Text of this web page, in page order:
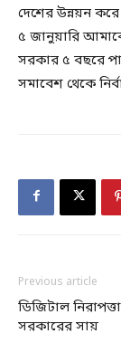
দেশের উন্নয়ন
৫ জানুয়ারি
সরকার ৫ বছরে
সমাবেশ থেকে
Previous article
ডিজিটাল
সরকারের সায়